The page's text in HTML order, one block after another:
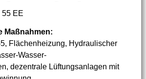
55 EE
Maßnahmen:
Flächenheizung, Hydraulischer
Wasser-
dezentrale Lüftungsanlagen mit